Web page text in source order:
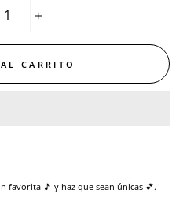
CARRITO
favorita 🎵 y haz que sean únicas 💕.